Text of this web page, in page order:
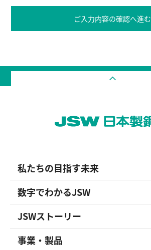
ご入力内容の確認へ進む
私たちの目指す未来
数字でわかるJSW
JSWストーリー
事業・製品